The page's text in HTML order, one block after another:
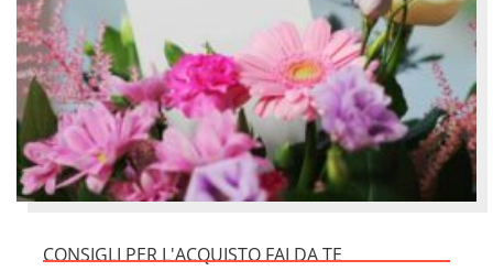
CONSIGLI PER L'ACQUISTO FAI DA TE